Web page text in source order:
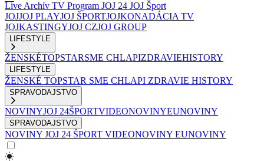
Live Archív TV Program JOJ 24 JOJ Šport
JOJJOJ PLAYJOJ ŠPORTJOJKONADÁCIA TV
JOJKASTINGYJOJ CZJOJ GROUP
LIFESTYLE
ŽENSKÉTOPSTARSME CHLAPIZDRAVIEHISTORY
LIFESTYLE
ŽENSKÉ TOPSTAR SME CHLAPI ZDRAVIE HISTORY
SPRAVODAJSTVO
NOVINYJOJ 24ŠPORTVIDEONOVINYEUNOVINY
SPRAVODAJSTVO
NOVINY JOJ 24 ŠPORT VIDEONOVINY EUNOVINY